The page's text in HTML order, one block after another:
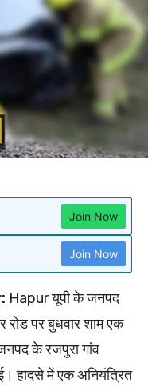
Join Now
Join Now
Hapur यूपी के जनपद
रोड पर बुधवार शाम एक
के रजपुरा गांव
हादसे में एक अनियंत्रित